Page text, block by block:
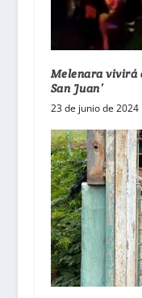
Melenara vivirá
San Juan’
23 de junio de 2024